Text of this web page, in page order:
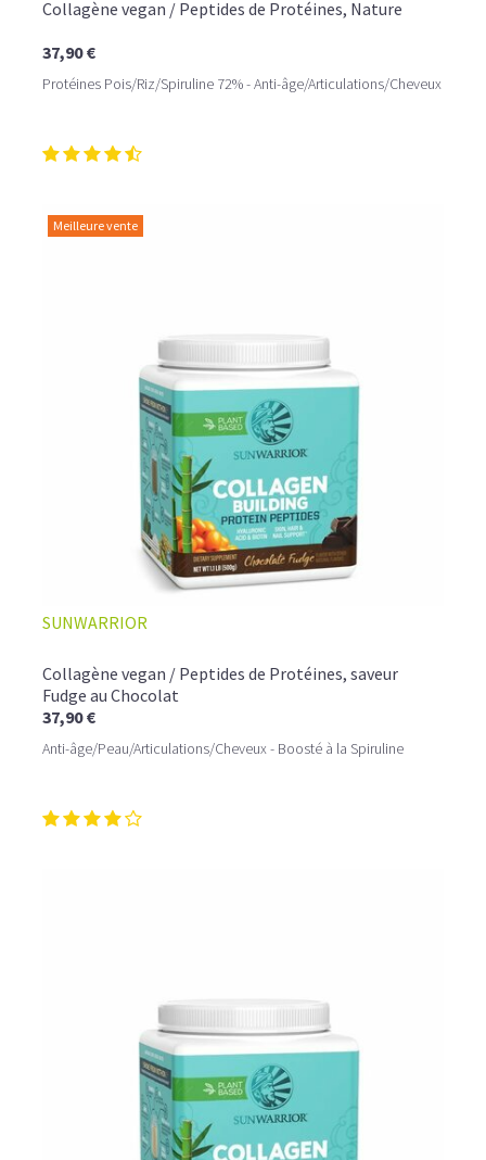
Collagène vegan / Peptides de Protéines, Nature
37,90 €
Protéines Pois/Riz/Spiruline 72% - Anti-âge/Articulations/Cheveux
Meilleure vente
SUNWARRIOR
Collagène vegan / Peptides de Protéines, saveur
Fudge au Chocolat
37,90 €
Anti-âge/Peau/Articulations/Cheveux - Boosté à la Spiruline